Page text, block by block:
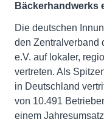
Bäckerhandwerks
Die deutschen
den Zentralverband
e.V. auf lokaler,
vertreten. Als
in Deutschland
von 10.491
einem